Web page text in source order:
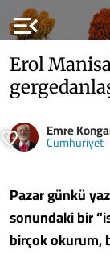
menu_open
Erol
Emre
Cumhuriyet
Pazar günkü
sonundaki bir
birçok okurum,